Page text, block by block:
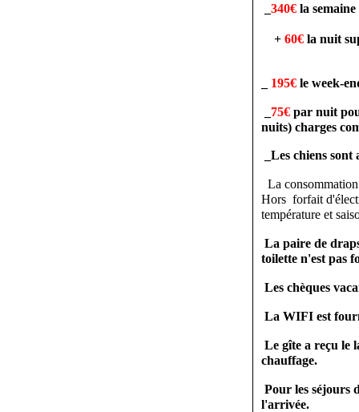
340€ la
+ 60€ la nuit
195€ le week-
75€ par nuit
nuits) charges
_Les chiens
La
Hors forfait
température et
La paire de
toilette n'est pas
Les chèques
La WIFI est
Le gîte a reçu le
chauffage.
Pour les séjours
l'arrivée.